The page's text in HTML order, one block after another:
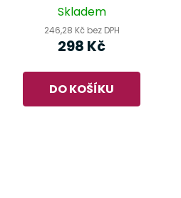
Skladem
246,28 Kč bez DPH
298 Kč
DO KOŠÍKU